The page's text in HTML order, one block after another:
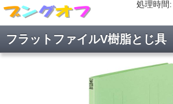
処理時間
処理時間: 0.020秒